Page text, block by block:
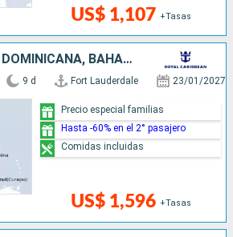
US$ 1,107 +Tasas
ARUBA, REPÚBLICA DOMINICANA, BAHAMAS, ESTADOS UNIDOS
9 d Fort Lauderdale 23/01/2027
US$ 1,596 +Tasas
Precio especial familias
Hasta -60% en el 2° pasajero
Comidas incluidas